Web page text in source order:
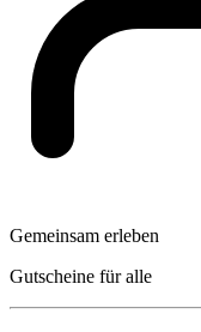
Gemeinsam erleben
Gutscheine für alle